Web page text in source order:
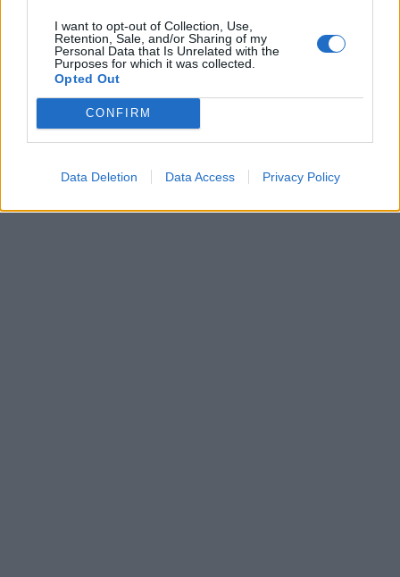
I want to opt-out of Collection, Use,
Retention, Sale, and/or Sharing of my
Personal Data that Is Unrelated with the
Purposes for which it was collected.
Opted Out
CONFIRM
Data Deletion Data Access Privacy Policy